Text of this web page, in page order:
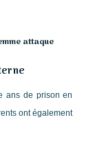
attaque
ans de prison en
ont également